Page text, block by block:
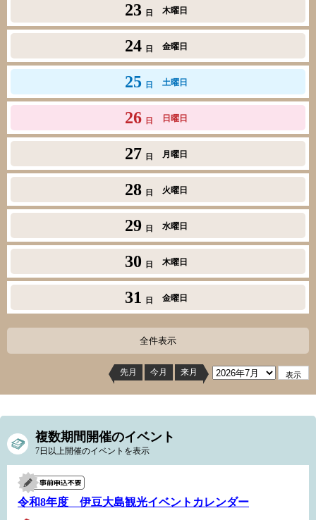
23 日 木曜日
24 日 金曜日
25 日 土曜日
26 日 日曜日
27 日 月曜日
28 日 火曜日
29 日 水曜日
30 日 木曜日
31 日 金曜日
全件表示
先月 今月 来月
複数期間開催のイベント
7日以上開催のイベントを表示
令和8年度 伊豆大島観光イベントカレンダー